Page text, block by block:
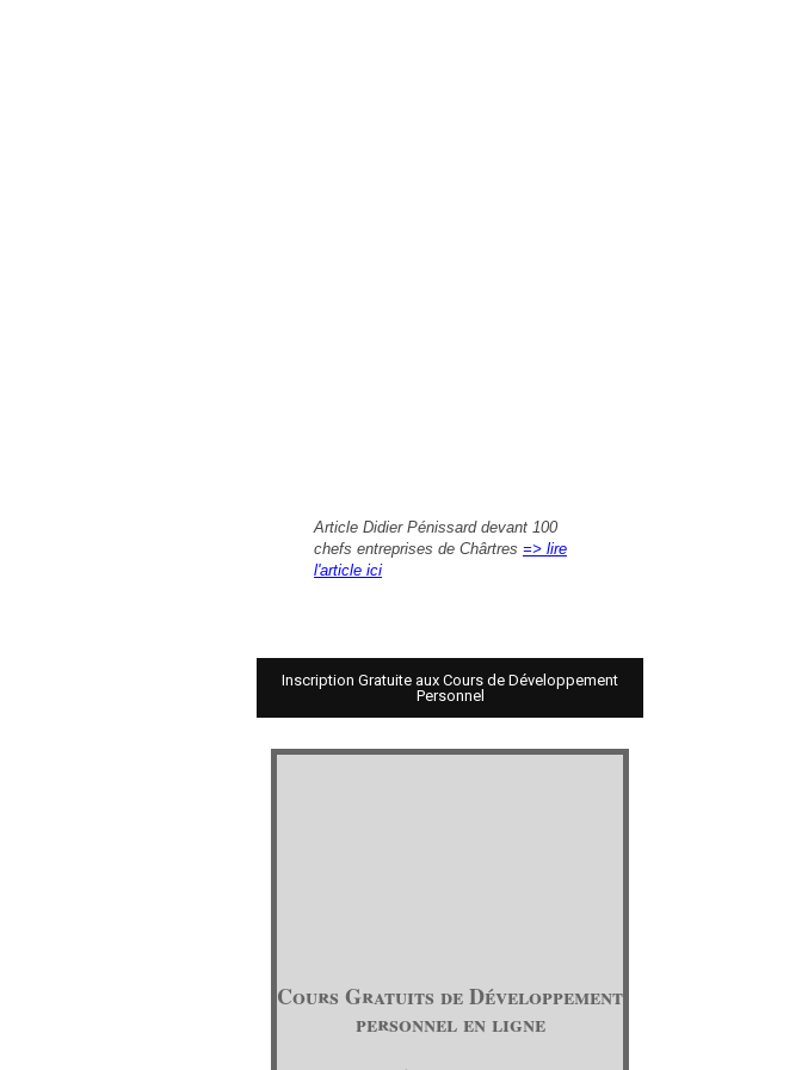
Article Didier Pénissard devant 100
chefs entreprises de Chârtres => lire
l'article ici
Inscription Gratuite aux Cours de Développement
Personnel
Cours Gratuits de Développement
personnel en ligne